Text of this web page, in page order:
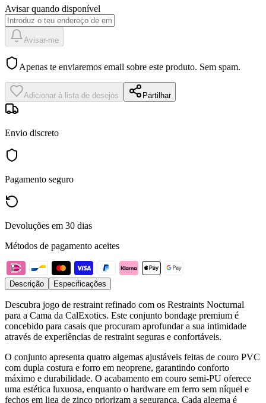
Avisar quando disponível
Avisar-me
Apenas te enviaremos email sobre este produto. Sem spam.
Adicionar à lista de desejos Partilhar
Envio discreto
Pagamento seguro
Devoluções em 30 dias
Métodos de pagamento aceites
Descrição Especificações
Descubra jogo de restraint refinado com os Restraints Nocturnal
para a Cama da CalExotics. Este conjunto bondage premium é
concebido para casais que procuram aprofundar a sua intimidade
através de experiências de restraint seguras e confortáveis.
O conjunto apresenta quatro algemas ajustáveis feitas de couro PVC
com dupla costura e forro em neoprene, garantindo conforto
máximo e durabilidade. O acabamento em couro semi-PU oferece
uma estética luxuosa, enquanto o hardware em ferro sem níquel e
fechos em liga de zinco priorizam a segurança. Cada algema é